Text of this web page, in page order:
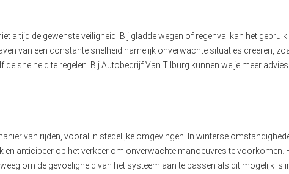
de gewenste veiligheid. Bij gladde wegen of regenval kan het gebruik
van een constante snelheid namelijk onverwachte situaties creëren,
snelheid te regelen. Bij Autobedrijf Van Tilburg kunnen we je meer
van rijden, vooral in stedelijke omgevingen. In winterse
anticipeer op het verkeer om onverwachte manoeuvres te voorkomen.
om de gevoeligheid van het systeem aan te passen als dit mogelijk is